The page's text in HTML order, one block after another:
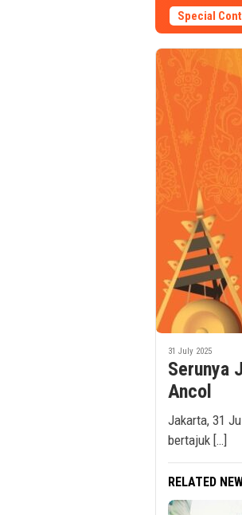
Special
31 July 2025
Serunya
Ancol
Jakarta, 31
bertajuk […]
RELATED